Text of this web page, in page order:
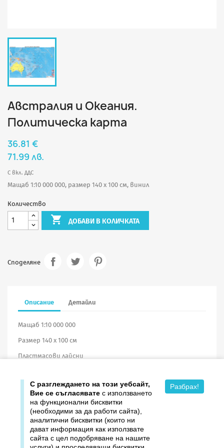
Австралия и Океания.
Политическа карта
36.81 €
71.99 лв.
С вкл. ДДС
Мащаб 1:10 000 000, размер 140 х 100 см, винил
Количество
 ДОБАВИ В КОЛИЧКАТА
Споделяне
Описание Детайли
Мащаб 1:10 000 000
Размер 140 х 100 см
Пластмасови лайсни
Продукти
С разглеждането на този уебсайт,
Вие се съгласявате с използването
на функционални бисквитки
(необходими за да работи сайта),
аналитични бисквитки (които ни
дават информация как използвате
сайта с цел подобряване на нашите
Разбрах!